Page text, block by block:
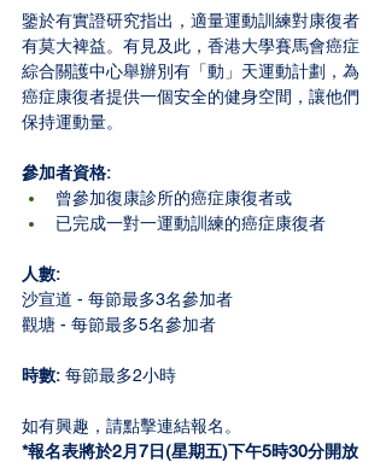
鑒於有實證研究指出，適量運動訓練對康復者
有莫大裨益。有見及此，香港大學賽馬會癌症
綜合關護中心舉辦別有「動」天運動計劃，為
癌症康復者提供一個安全的健身空間，讓他們
保持運動量。
參加者資格:
曾參加復康診所的癌症康復者或
已完成一對一運動訓練的癌症康復者
人數:
沙宣道 - 每節最多3名參加者
觀塘 - 每節最多5名參加者
時數: 每節最多2小時
如有興趣，請點擊連結報名。
*報名表將於2月7日(星期五)下午5時30分開放